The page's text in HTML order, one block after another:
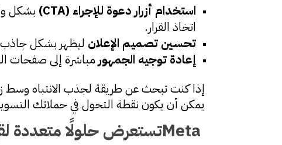
استخدام أزرار دعوة للإجراء (CTA)
بشكل
اتخاذ القرار.
تحسين تصميم الإعلان ليظهر بشكل جاذب
إعادة توجيه الجمهورمباشرة إلى صفحات
يمكن أن يكون نقطة التحول في حملاتك
تستعرض حلولًا متعددة